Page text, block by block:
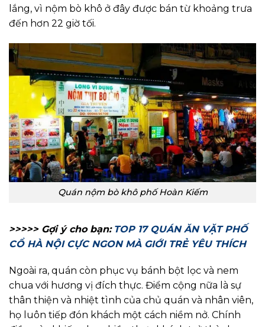
lắng, vì nộm bò khô ở đây được bán từ khoảng trưa
đến hơn 22 giờ tối.
Quán nộm bò khô phố Hoàn Kiếm
>>>>> Gợi ý cho bạn: TOP 17 QUÁN ĂN VẶT PHỐ
CỔ HÀ NỘI CỰC NGON MÀ GIỚI TRẺ YÊU THÍCH
Ngoài ra, quán còn phục vụ bánh bột lọc và nem
chua với hương vị đích thực. Điểm cộng nữa là sự
thân thiện và nhiệt tình của chủ quán và nhân viên,
họ luôn tiếp đón khách một cách niềm nở. Chính